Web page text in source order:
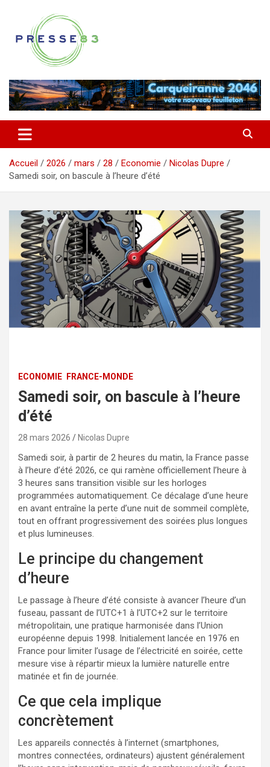
contenu
Presse 83
Accueil 2026 mars 28 Economie
Nicolas Dupre
Samedi soir, on bascule à l’heure d’été
ECONOMIE FRANCE-MONDE
Samedi soir, on bascule à l’heure
d’été
28 mars 2026 Nicolas Dupre
Samedi soir, à partir de 2 heures du matin, la France passe
à l’heure d’été 2026, ce qui ramène officiellement l’heure à
3 heures sans transition visible sur les horloges
programmées automatiquement. Ce décalage d’une heure
en avant entraîne la perte d’une nuit de sommeil complète,
tout en offrant progressivement des soirées plus longues
et plus lumineuses.
Le principe du changement
d’heure
Le passage à l’heure d’été consiste à avancer l’heure d’un
fuseau, passant de l’UTC+1 à l’UTC+2 sur le territoire
métropolitain, une pratique harmonisée dans l’Union
européenne depuis 1998. Initialement lancée en 1976 en
France pour limiter l’usage de l’électricité en soirée, cette
mesure vise à répartir mieux la lumière naturelle entre
matinée et fin de journée.
Ce que cela implique
concrètement
Les appareils connectés à l’internet (smartphones,
montres connectées, ordinateurs) ajustent généralement